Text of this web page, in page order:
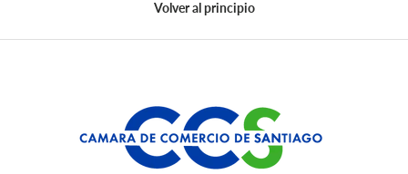
Volver al principio